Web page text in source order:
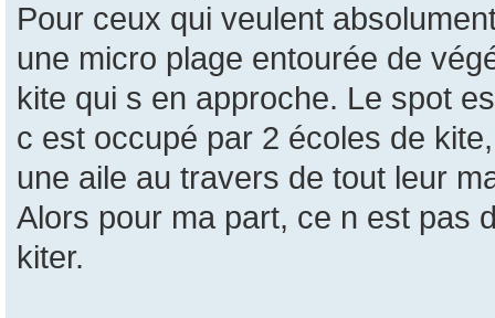
Pour ceux qui veulent
une micro plage entourée de
kite qui s en approche. Le spot
c est occupé par 2 écoles de
une aile au travers de tout leur
Alors pour ma part, ce n est pas
kiter.